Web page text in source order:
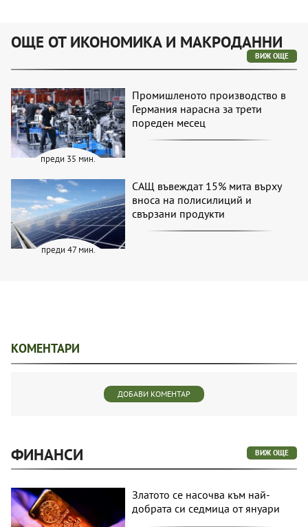
ОЩЕ ОТ ИКОНОМИКА И МАКРОДАННИ
ВИЖ ОЩЕ
преди 35 мин.
Промишленото производство в
Германия нарасна за трети
пореден месец
преди 47 мин.
САЩ въвеждат 15% мита върху
вноса на полисилиций и
свързани продукти
КОМЕНТАРИ
ДОБАВИ КОМЕНТАР
ФИНАНСИ ВИЖ ОЩЕ
Златото се насочва към най-
добрата си седмица от януари